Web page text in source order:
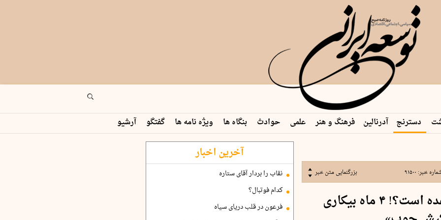
دسترنج آدرنالین فرهنگ و هنر علمی حوادث بنگاه ها ویژه نامه ها گفتگو آرشیو
خبر: ۹۱۵۰۰ بزرگنمایی متن خبر
بازگشت به کار فقط وعده است؟! ۴ ماه بیکاری
آخرین اخبار
نقاب را بردار آقای ستاره
کدام فوتبال؟
فرعون در قلب دریای سیاه